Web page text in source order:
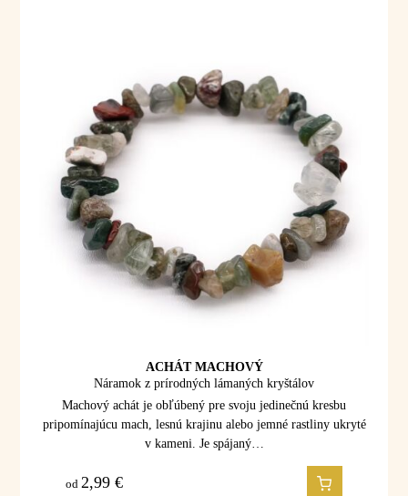
ACHÁT MACHOVÝ
Náramok z prírodných lámaných kryštálov
Machový achát je obľúbený pre svoju jedinečnú kresbu
pripomínajúcu mach, lesnú krajinu alebo jemné rastliny ukryté
v kameni. Je spájaný…
od 2,99€